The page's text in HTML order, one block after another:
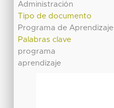
Administración
Tipo de documento
Programa de Aprendizaje
Palabras clave
programa
aprendizaje